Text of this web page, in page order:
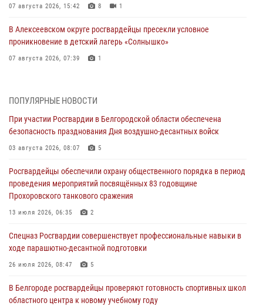
07 августа 2026, 15:42 8 1
В Алексеевском округе росгвардейцы пресекли условное
проникновение в детский лагерь «Солнышко»
07 августа 2026, 07:39 1
Подвиги героев‑росгвардейцев увековечили в новой музейной
экспозиции белгородского музея‑диорамы «Курская битва.
06 августа 2026, 12:05 3
В Белгороде росгвардейцы проверяют готовность спортивных школ
областного центра к новому учебному году
Росгвардия обеспечила общественную безопасность празднования
83-й годовщины освобождения г. Белгорода от немецко -
06 августа 2026, 06:54 3
ПОПУЛЯРНЫЕ НОВОСТИ
При участии Росгвардии в Белгородской области обеспечена
безопасность празднования Дня воздушно-десантных войск
03 августа 2026, 08:07 5
Росгвардейцы обеспечили охрану общественного порядка в период
проведения мероприятий посвящённых 83 годовщине
Прохоровского танкового сражения
13 июля 2026, 06:35 2
Спецназ Росгвардии совершенствует профессиональные навыки в
ходе парашютно-десантной подготовки
26 июля 2026, 08:47 5
В Белгороде росгвардейцы проверяют готовность спортивных школ
областного центра к новому учебному году